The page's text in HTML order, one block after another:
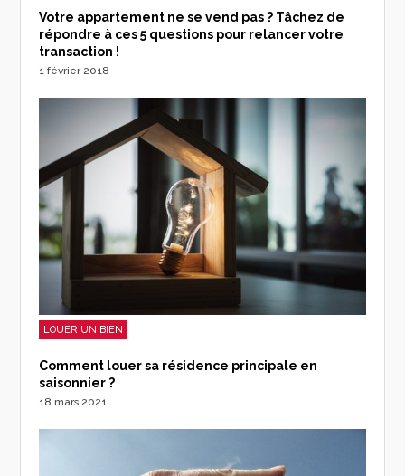
Votre appartement ne se vend pas ? Tâchez de
répondre à ces 5 questions pour relancer votre
transaction !
1 février 2018
LOUER UN BIEN
Comment louer sa résidence principale en
saisonnier ?
18 mars 2021